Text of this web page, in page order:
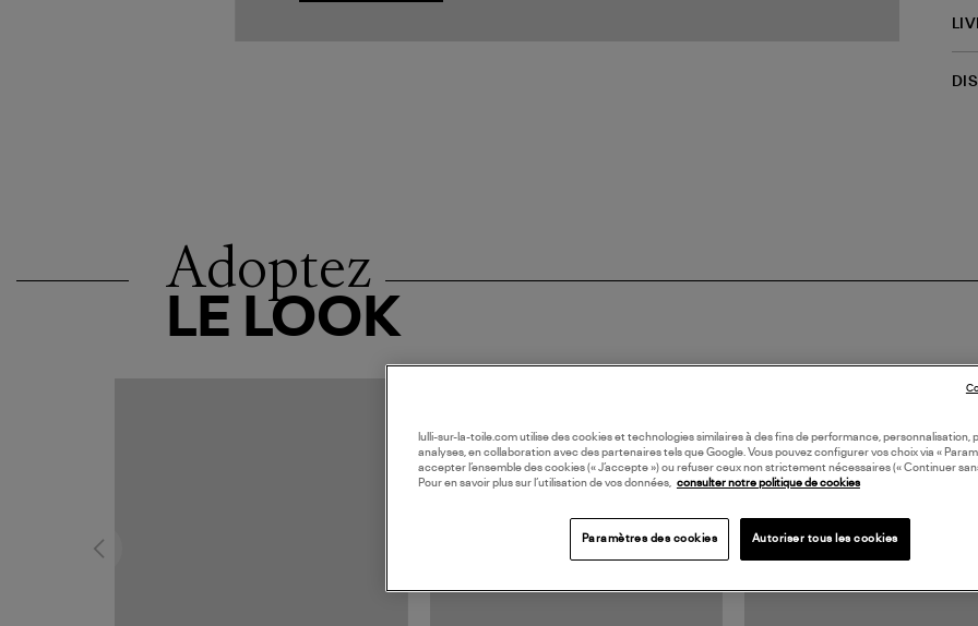
Adoptez
LE LOOK
lulli-sur-la-toile.com utilise des cookies et technologies similaires à des fins de performance, personnalisation,
analyses, en collaboration avec des partenaires tels que Google. Vous pouvez configurer vos choix via «
accepter l’ensemble des cookies (« J’accepte ») ou refuser ceux non strictement nécessaires (« Continuer
Pour en savoir plus sur l’utilisation de vos données, consulter notre politique de cookies
Paramètres des cookies Autoriser tous les cookies